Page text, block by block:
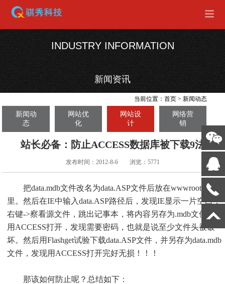
INDUSTRY INFORMATION
新闻资讯
当前位置：首页 >新闻动态
新闻动
态
网站优
化
网站设
计
网络营
销
站长必备：防止ACCESS数据库被下载9法
发布时间：2012-8-6 浏览：5771
把data.mdb文件改名为data.ASP文件后放在wwwroot目录
里。然后在IE中输入data.ASP路径后，发现IE显示一片空白，
右键->察看源文件，跳出记事本，将内容另存为.mdb文件 ，
用ACCESS打开，发现需要密码，也就是说至少文件头被破
坏。然后用Flashget试验下载data.ASP文件，并另存为data.mdb
文件，发现用ACCESS打开完好无损！！！
那该如何防止呢？总结如下：